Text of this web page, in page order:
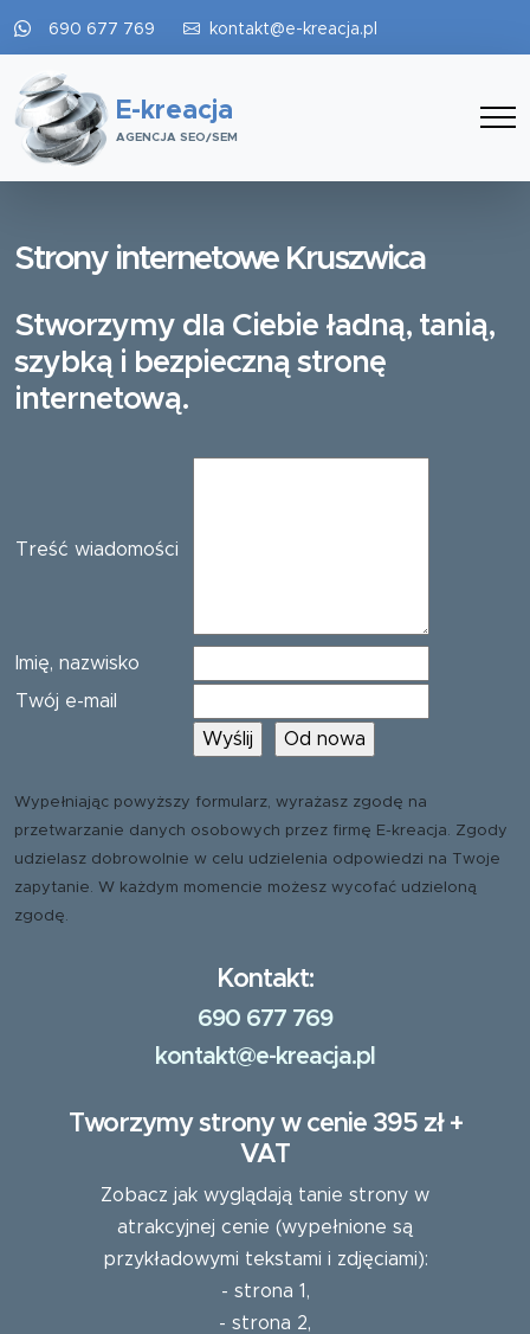
690 677 769 kontakt@e-kreacja.pl
E-kreacja
AGENCJA SEO/SEM
Strony internetowe Kruszwica
Stworzymy dla Ciebie ładną, tanią,
szybką i bezpieczną stronę
internetową.
Treść wiadomości
Imię, nazwisko
Twój e-mail
Wypełniając powyższy formularz, wyrażasz zgodę na
przetwarzanie danych osobowych przez firmę E-kreacja. Zgody
udzielasz dobrowolnie w celu udzielenia odpowiedzi na Twoje
zapytanie. W każdym momencie możesz wycofać udzieloną
zgodę.
Kontakt:
690 677 769
kontakt@e-kreacja.pl
Tworzymy strony w cenie 395 zł +
VAT
Zobacz jak wyglądają tanie strony w
atrakcyjnej cenie (wypełnione są
przykładowymi tekstami i zdjęciami):
- strona 1 ,
- strona 2,